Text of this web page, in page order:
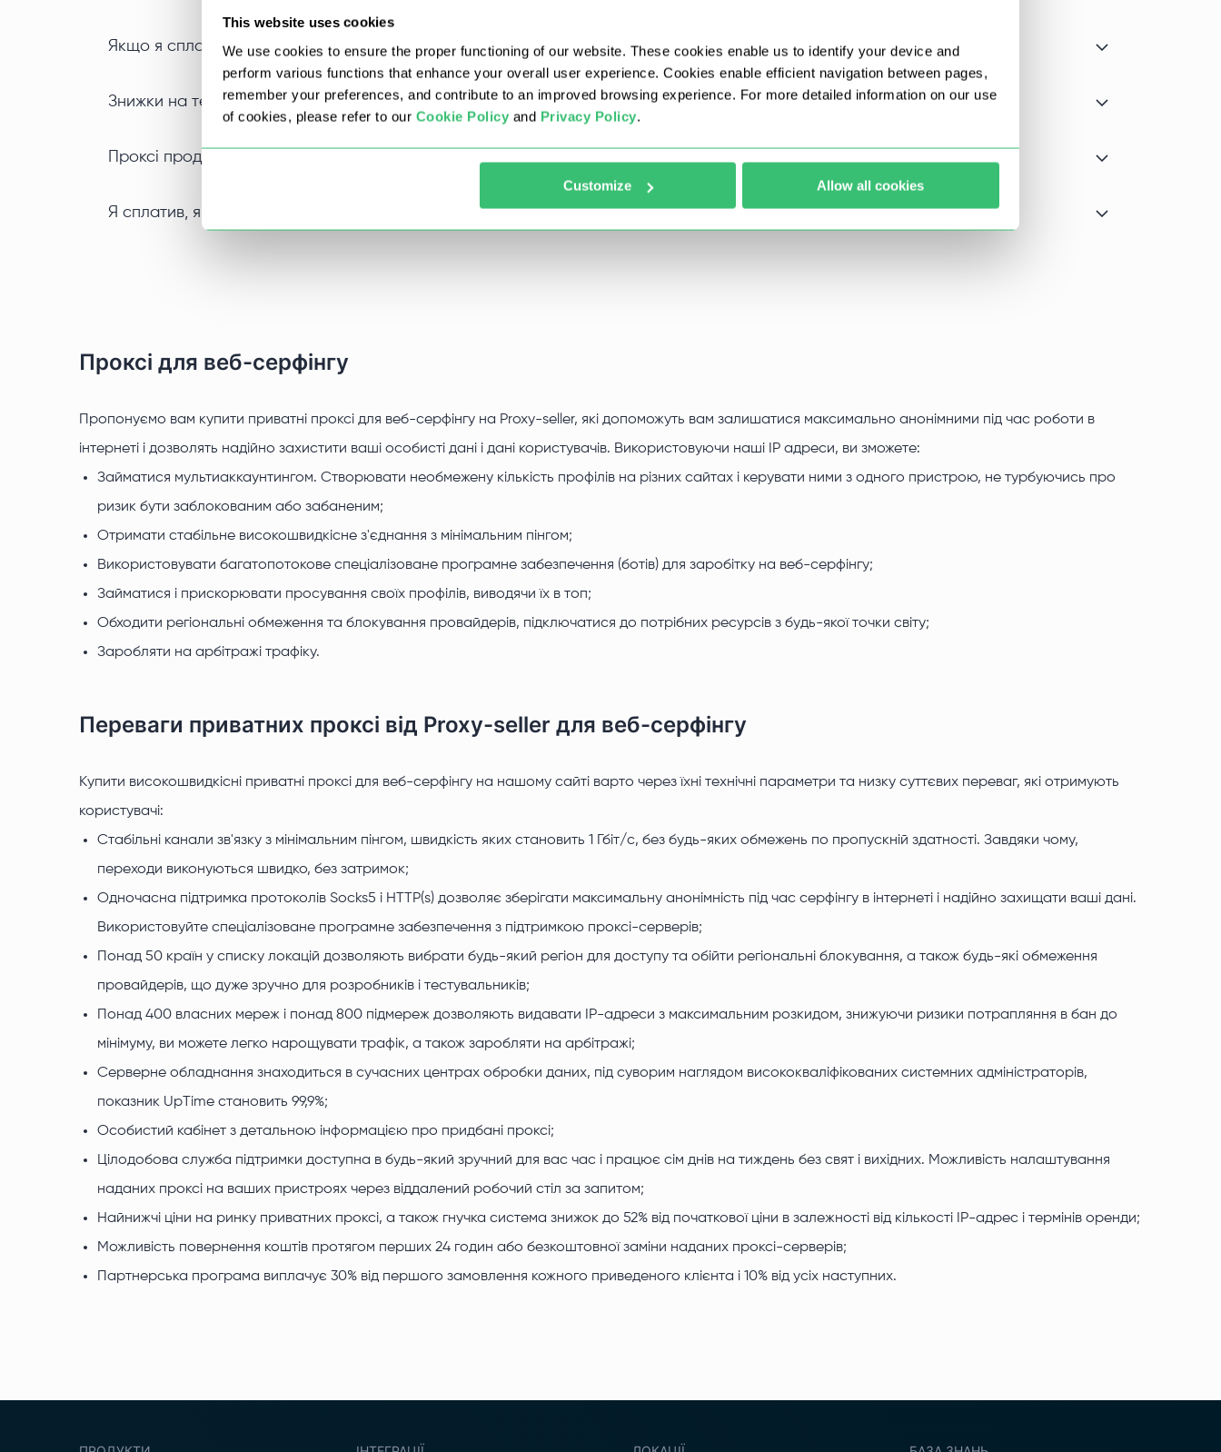
This website uses cookies
We use cookies to ensure the proper functioning of our website. These cookies enable us to identify your device and
perform various functions that enhance your overall user experience. Cookies enable efficient navigation between pages,
remember your preferences, and contribute to an improved browsing experience. For more detailed information on our use
of cookies, please refer to our Cookie Policy and Privacy Policy.
Customize Allow all cookies
Якщо я сплачую проксі на декілька місяців, чи можу я замінити їх?
Знижки на термін оренди та кількість проксі сумуються?
Проксі продаються в одні руки?
Я сплатив, як скоро отримаю проксі?
Проксі для веб-серфінгу
Пропонуємо вам купити приватні проксі для веб-серфінгу на Proxy-seller, які допоможуть вам залишатися максимально анонімними під час роботи в
інтернеті і дозволять надійно захистити ваші особисті дані і дані користувачів. Використовуючи наші IP адреси, ви зможете:
Займатися мультиаккаунтингом. Створювати необмежену кількість профілів на різних сайтах і керувати ними з одного пристрою, не турбуючись про
ризик бути заблокованим або забаненим;
Отримати стабільне високошвидкісне з'єднання з мінімальним пінгом;
Використовувати багатопотокове спеціалізоване програмне забезпечення (ботів) для заробітку на веб-серфінгу;
Займатися і прискорювати просування своїх профілів, виводячи їх в топ;
Обходити регіональні обмеження та блокування провайдерів, підключатися до потрібних ресурсів з будь-якої точки світу;
Заробляти на арбітражі трафіку.
Переваги приватних проксі від Proxy-seller для веб-серфінгу
Купити високошвидкісні приватні проксі для веб-серфінгу на нашому сайті варто через їхні технічні параметри та низку суттєвих переваг, які отримують
користувачі:
Стабільні канали зв'язку з мінімальним пінгом, швидкість яких становить 1 Гбіт/с, без будь-яких обмежень по пропускній здатності. Завдяки чому,
переходи виконуються швидко, без затримок;
Одночасна підтримка протоколів Socks5 і HTTP(s) дозволяє зберігати максимальну анонімність під час серфінгу в інтернеті і надійно захищати ваші дані.
Використовуйте спеціалізоване програмне забезпечення з підтримкою проксі-серверів;
Понад 50 країн у списку локацій дозволяють вибрати будь-який регіон для доступу та обійти регіональні блокування, а також будь-які обмеження
провайдерів, що дуже зручно для розробників і тестувальників;
Понад 400 власних мереж і понад 800 підмереж дозволяють видавати IP-адреси з максимальним розкидом, знижуючи ризики потрапляння в бан до
мінімуму, ви можете легко нарощувати трафік, а також заробляти на арбітражі;
Серверне обладнання знаходиться в сучасних центрах обробки даних, під суворим наглядом висококваліфікованих системних адміністраторів,
показник UpTime становить 99,9%;
Особистий кабінет з детальною інформацією про придбані проксі;
Цілодобова служба підтримки доступна в будь-який зручний для вас час і працює сім днів на тиждень без свят і вихідних. Можливість налаштування
наданих проксі на ваших пристроях через віддалений робочий стіл за запитом;
Найнижчі ціни на ринку приватних проксі, а також гнучка система знижок до 52% від початкової ціни в залежності від кількості IP-адрес і термінів оренди;
Можливість повернення коштів протягом перших 24 годин або безкоштовної заміни наданих проксі-серверів;
Партнерська програма виплачує 30% від першого замовлення кожного приведеного клієнта і 10% від усіх наступних.